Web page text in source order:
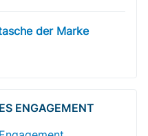
der Marke
ENGAGEMENT